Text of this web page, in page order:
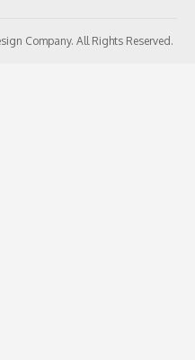
Company. All Rights Reserved.